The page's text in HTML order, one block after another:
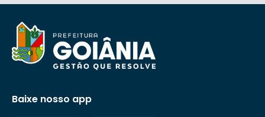
Baixe nosso app